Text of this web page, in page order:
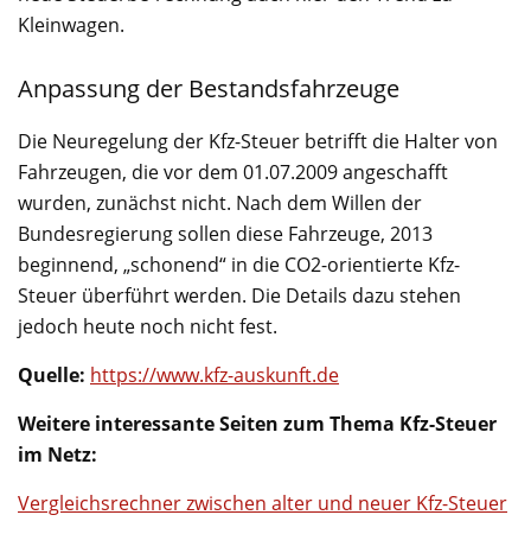
Kleinwagen.
Anpassung der Bestandsfahrzeuge
Die Neuregelung der Kfz-Steuer betrifft die Halter von
Fahrzeugen, die vor dem 01.07.2009 angeschafft
wurden, zunächst nicht. Nach dem Willen der
Bundesregierung sollen diese Fahrzeuge, 2013
beginnend, „schonend“ in die CO2-orientierte Kfz-
Steuer überführt werden. Die Details dazu stehen
jedoch heute noch nicht fest.
Quelle: https://www.kfz-auskunft.de
Weitere interessante Seiten zum Thema Kfz-Steuer
im Netz:
Vergleichsrechner zwischen alter und neuer Kfz-Steuer